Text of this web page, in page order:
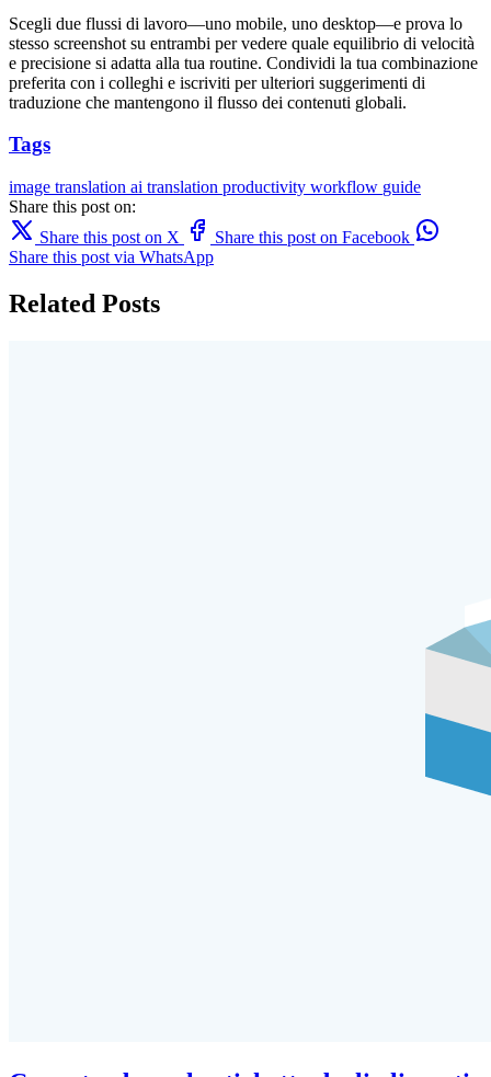
Scegli due flussi di lavoro—uno mobile, uno desktop—e prova lo
stesso screenshot su entrambi per vedere quale equilibrio di velocità
e precisione si adatta alla tua routine. Condividi la tua combinazione
preferita con i colleghi e iscriviti per ulteriori suggerimenti di
traduzione che mantengono il flusso dei contenuti globali.
Tags
image translation ai translation productivity workflow guide
Share this post on:
Share this post on X
Share this post on Facebook
Share this post via WhatsApp
Related Posts